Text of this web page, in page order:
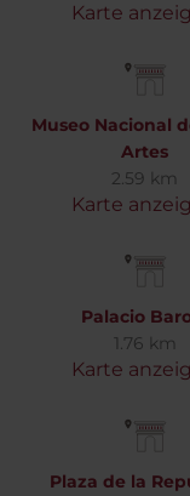
Karte
Museo Nacional
Artes
2.59 km
Karte
Palacio
1.76 km
Karte
Plaza de la